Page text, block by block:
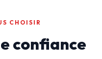
CHOISIR
confiance